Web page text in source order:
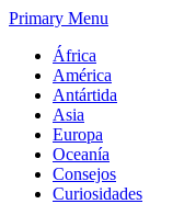
Primary Menu
África
América
Antártida
Asia
Europa
Oceanía
Consejos
Curiosidades